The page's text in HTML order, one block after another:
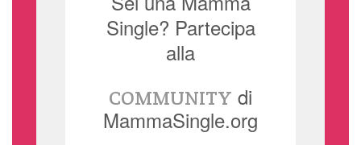
Single? Partecipa
alla
COMMUNITY di
MammaSingle.org